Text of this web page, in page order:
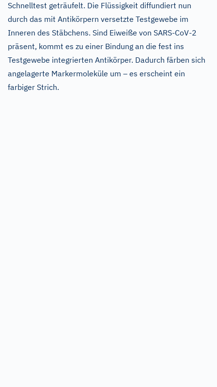
Schnelltest geträufelt. Die Flüssigkeit diffundiert nun
durch das mit Antikörpern versetzte Testgewebe im
Inneren des Stäbchens. Sind Eiweiße von SARS-CoV-2
präsent, kommt es zu einer Bindung an die fest ins
Testgewebe integrierten Antikörper. Dadurch färben sich
angelagerte Markermoleküle um – es erscheint ein
farbiger Strich.